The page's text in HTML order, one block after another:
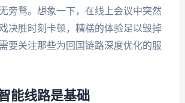
旁骛。想象一下，在线上会议中突然
决胜时刻卡顿，糟糕的体验足以毁掉
要关注那些为回国链路深度优化的服
能线路是基础